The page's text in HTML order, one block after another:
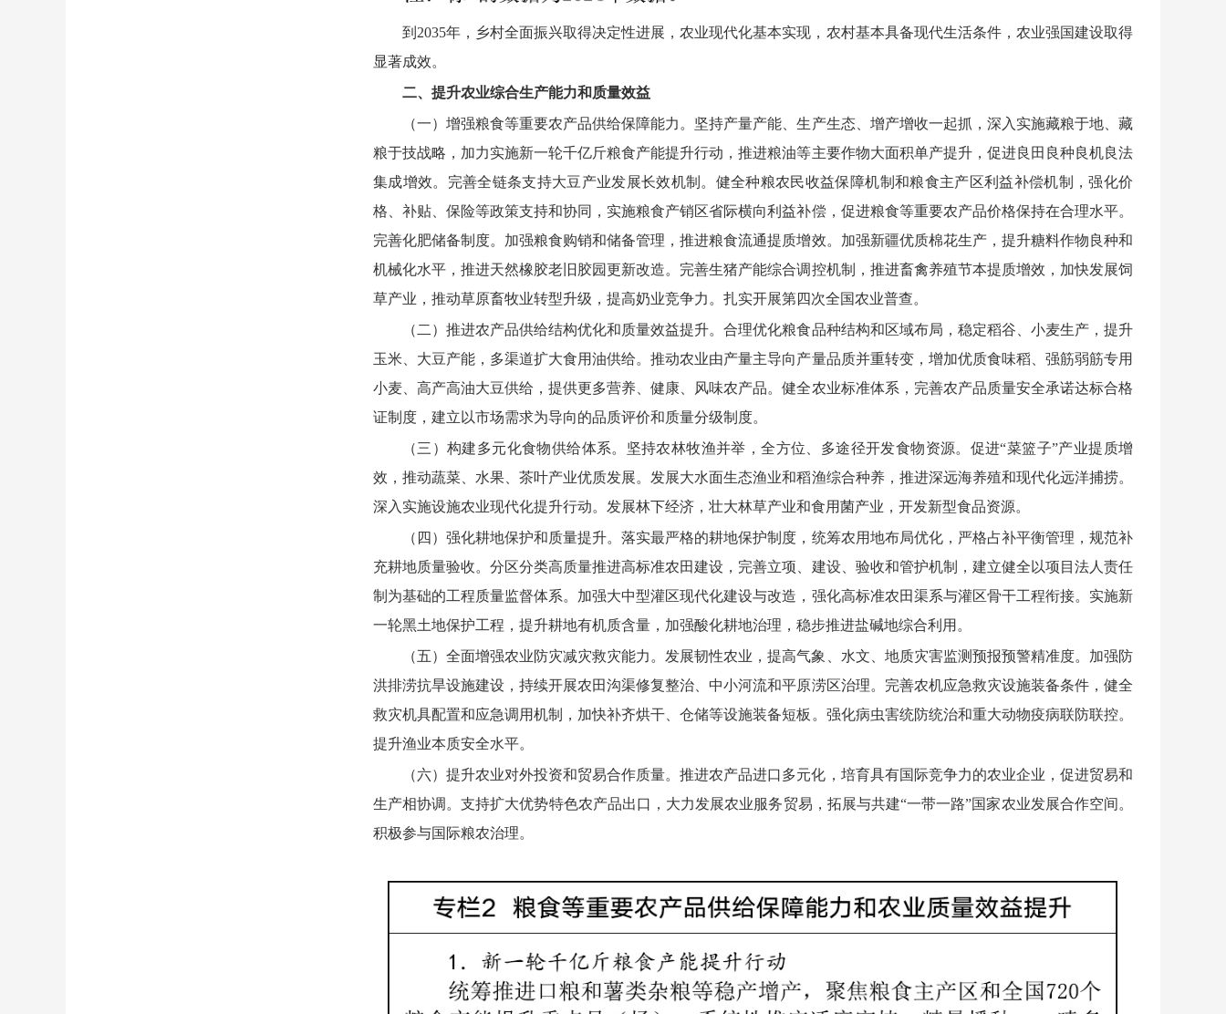
到2035年，乡村全面振兴取得决定性进展，农业现代化基本实现，农村基本具备现代生活条件，农业强国建设取得
显著成效。
二、提升农业综合生产能力和质量效益
（一）增强粮食等重要农产品供给保障能力。 坚持产量产能、生产生态、增产增收一起抓，深入实施藏粮于地、藏
粮于技战略，加力实施新一轮千亿斤粮食产能提升行动，推进粮油等主要作物大面积单产提升，促进良田良种良机良法
集成增效。完善全链条支持大豆产业发展长效机制。健全种粮农民收益保障机制和粮食主产区利益补偿机制，强化价
格、补贴、保险等政策支持和协同，实施粮食产销区省际横向利益补偿，促进粮食等重要农产品价格保持在合理水平。
完善化肥储备制度。加强粮食购销和储备管理，推进粮食流通提质增效。加强新疆优质棉花生产，提升糖料作物良种和
机械化水平，推进天然橡胶老旧胶园更新改造。完善生猪产能综合调控机制，推进畜禽养殖节本提质增效，加快发展饲
草产业，推动草原畜牧业转型升级，提高奶业竞争力。扎实开展第四次全国农业普查。
（二）推进农产品供给结构优化和质量效益提升。合理优化粮食品种结构和区域布局，稳定稻谷、小麦生产，提升
玉米、大豆产能，多渠道扩大食用油供给。推动农业由产量主导向产量品质并重转变，增加优质食味稻、强筋弱筋专用
小麦、高产高油大豆供给，提供更多营养、健康、风味农产品。健全农业标准体系，完善农产品质量安全承诺达标合格
证制度，建立以市场需求为导向的品质评价和质量分级制度。
（三）构建多元化食物供给体系。 坚持农林牧渔并举，全方位、多途径开发食物资源。促进“菜篮子”产业提质增
效，推动蔬菜、水果、茶叶产业优质发展。发展大水面生态渔业和稻渔综合种养，推进深远海养殖和现代化远洋捕捞。
深入实施设施农业现代化提升行动。发展林下经济，壮大林草产业和食用菌产业，开发新型食品资源。
（四）强化耕地保护和质量提升。落实最严格的耕地保护制度，统筹农用地布局优化，严格占补平衡管理，规范补
充耕地质量验收。分区分类高质量推进高标准农田建设，完善立项、建设、验收和管护机制，建立健全以项目法人责任
制为基础的工程质量监督体系。加强大中型灌区现代化建设与改造，强化高标准农田渠系与灌区骨干工程衔接。实施新
一轮黑土地保护工程，提升耕地有机质含量，加强酸化耕地治理，稳步推进盐碱地综合利用。
（五）全面增强农业防灾减灾救灾能力。发展韧性农业，提高气象、水文、地质灾害监测预报预警精准度。加强防
洪排涝抗旱设施建设，持续开展农田沟渠修复整治、中小河流和平原涝区治理。完善农机应急救灾设施装备条件，健全
救灾机具配置和应急调用机制，加快补齐烘干、仓储等设施装备短板。强化病虫害统防统治和重大动物疫病联防联控。
提升渔业本质安全水平。
（六）提升农业对外投资和贸易合作质量。推进农产品进口多元化，培育具有国际竞争力的农业企业，促进贸易和
生产相协调。支持扩大优势特色农产品出口，大力发展农业服务贸易，拓展与共建“一带一路”国家农业发展合作空间。
积极参与国际粮农治理。